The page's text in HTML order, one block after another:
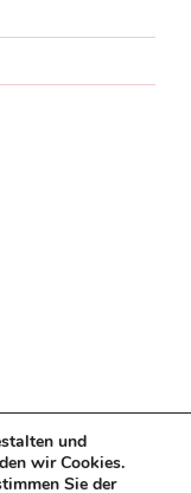
und
wir Cookies.
Sie der